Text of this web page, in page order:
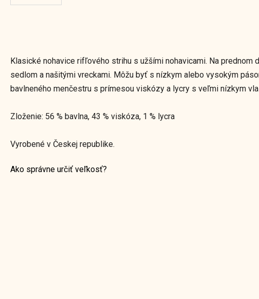
Klasické nohavice rifľového strihu s užšími nohavicami. Na prednom
sedlom a našitými vreckami. Môžu byť s nízkym alebo vysokým
bavlneného menčestru s prímesou viskózy a lycry s veľmi nízkym
Zloženie: 56 % bavlna, 43 % viskóza, 1 % lycra
Vyrobené v Českej republike.
Ako správne určiť veľkosť?